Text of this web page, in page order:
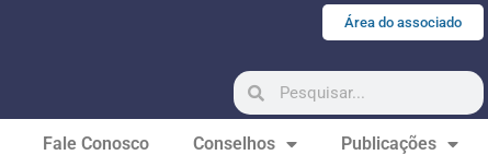
Área do associado
Fale Conosco Conselhos Publicações